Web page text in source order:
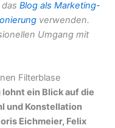
Blog als Marketing-
verwenden.
Umgang mit
Filterblase
ein Blick auf die
und Konstellation
Eichmeier, Felix